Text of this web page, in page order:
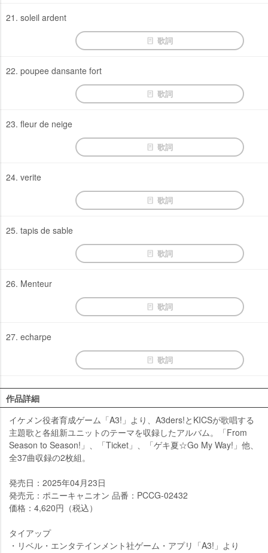
21. soleil ardent
歌詞
22. poupee dansante fort
歌詞
23. fleur de neige
歌詞
24. verite
歌詞
25. tapis de sable
歌詞
26. Menteur
歌詞
27. echarpe
歌詞
作品詳細
イケメン役者育成ゲーム「A3!」より、A3ders!とKICSが歌唱する
主題歌と各組新ユニットのテーマを収録したアルバム。「From
Season to Season!」、「Ticket」、「ゲキ夏☆Go My Way!」他、
全37曲収録の2枚組。
発売日：2025年04月23日
発売元：ポニーキャニオン 品番：PCCG-02432
価格：4,620円（税込）
タイアップ
・リベル・エンタテインメント社ゲーム・アプリ「A3!」より